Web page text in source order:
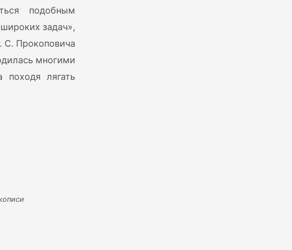
подобным
задач»,
С. Прокоповича
многими
лягать